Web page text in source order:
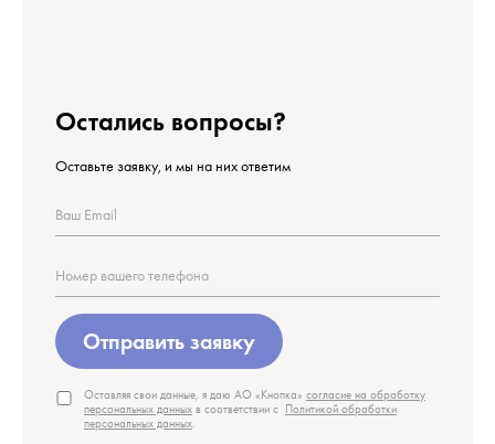
Остались вопросы?
Оставьте заявку, и мы на них ответим
Отправить заявку
Оставляя свои данные, я даю АО «Кнопка» согласие на обработку
персональных данных в соответствии с Политикой обработки
персональных данных.